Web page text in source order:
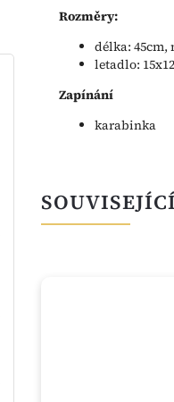
Rozměry:
délka: 45cm,
letadlo:
Zapínání
karabinka